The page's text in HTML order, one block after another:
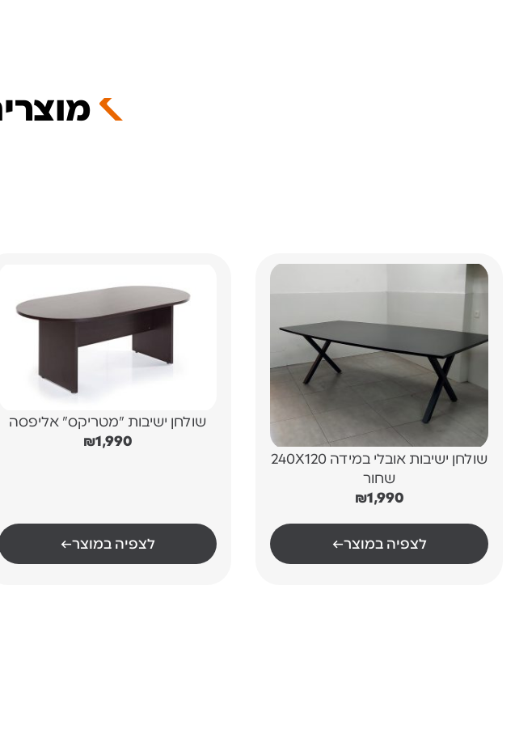
שולחן ישיבות אובלי במידה 240X120
שחור
₪1,990
←לצפיה במוצר
שולחן ישיבות "מטריקס" אליפסה
₪1,990
←לצפיה במוצר